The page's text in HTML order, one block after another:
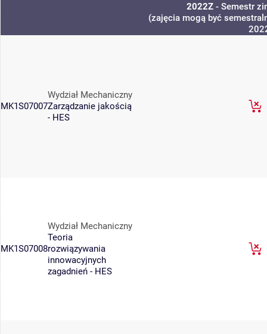
2022Z - Semestr
(zajęcia mogą być
MK1S07007
Wydział Mechaniczny
Zarządzanie jakością
- HES
MK1S07008
Wydział Mechaniczny
Teoria
rozwiązywania
innowacyjnych
zagadnień - HES